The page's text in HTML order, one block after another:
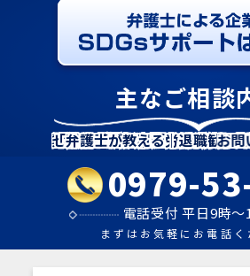
主なご相談
【経営者様向け】弁護士監修
顧問
終活お話会を開催しました！
スポ
「２０２４年問題も近づいて
アク
「横領が疑われたら何をすべ
「業務上横領とは？弁護士が
相談
「解雇とは？日本の労働法制
弁護
弊所弁護士所属の委員会事業
弁護
セミナー告知｜「労働問題総
事務
「弁護士が教える｜退職勧奨
お問
0979-
電話受付 平日9時～
まずはお気軽にお電話く